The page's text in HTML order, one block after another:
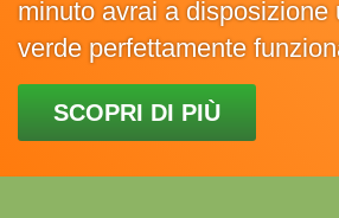
minuto avrai a disposizione
verde perfettamente
SCOPRI DI PIÙ